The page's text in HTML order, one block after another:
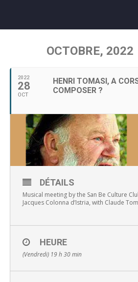
OCTOBRE, 2022
2022
28
OCT
HENRI TOMASI, A
COMPOSER ?
DÉTAILS
Musical meeting by the San Be Culture
Jacques Colonna d’Istria, with Claude
HEURE
(Vendredi) 19 h 30 min